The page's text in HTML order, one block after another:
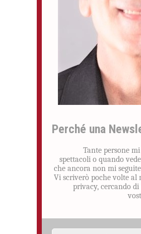
Perché una
Tante persone
spettacoli o quando
che ancora non mi
Vi scriverò poche volte al
privacy, cercando